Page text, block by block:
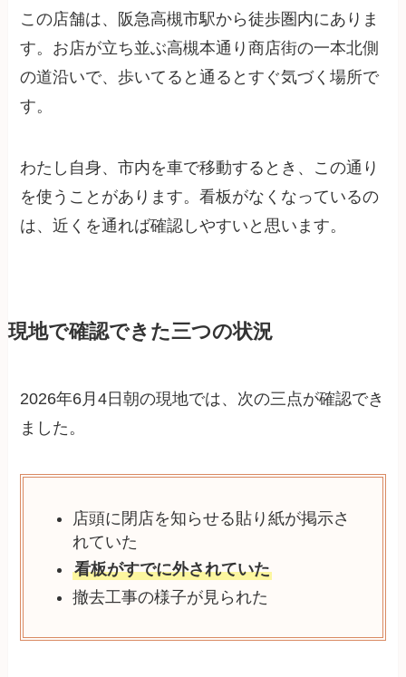
この店舗は、阪急高槻市駅から徒歩圏内にありま
す。お店が立ち並ぶ高槻本通り商店街の一本北側
の道沿いで、歩いてると通るとすぐ気づく場所で
す。
わたし自身、市内を車で移動するとき、この通り
を使うことがあります。看板がなくなっているの
は、近くを通れば確認しやすいと思います。
現地で確認できた三つの状況
2026年6月4日朝の現地では、次の三点が確認でき
ました。
店頭に閉店を知らせる貼り紙が掲示さ
れていた
看板がすでに外されていた
撤去工事の様子が見られた